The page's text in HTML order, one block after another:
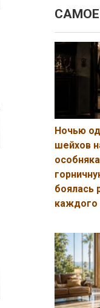
САМОЕ
Ночью
шейхов
боялась
каждого